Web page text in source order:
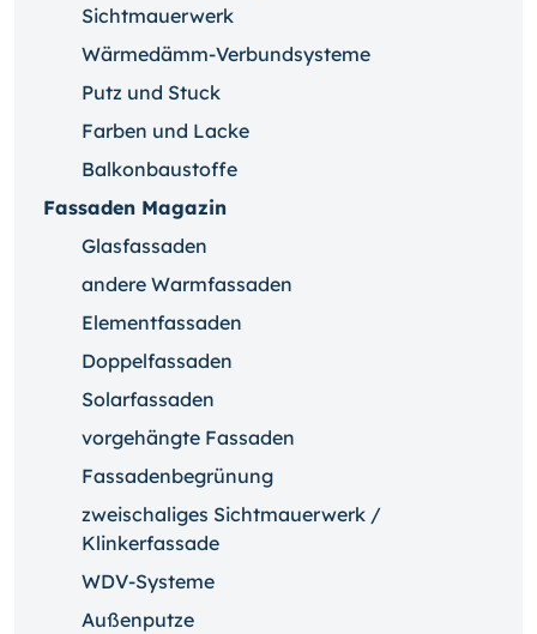
Sichtmauerwerk
Wärmedämm-Verbundsysteme
Putz und Stuck
Farben und Lacke
Balkonbaustoffe
Fassaden Magazin
Glasfassaden
andere Warmfassaden
Elementfassaden
Doppelfassaden
Solarfassaden
vorgehängte Fassaden
Fassadenbegrünung
zweischaliges Sichtmauerwerk /
Klinkerfassade
WDV-Systeme
Außenputze